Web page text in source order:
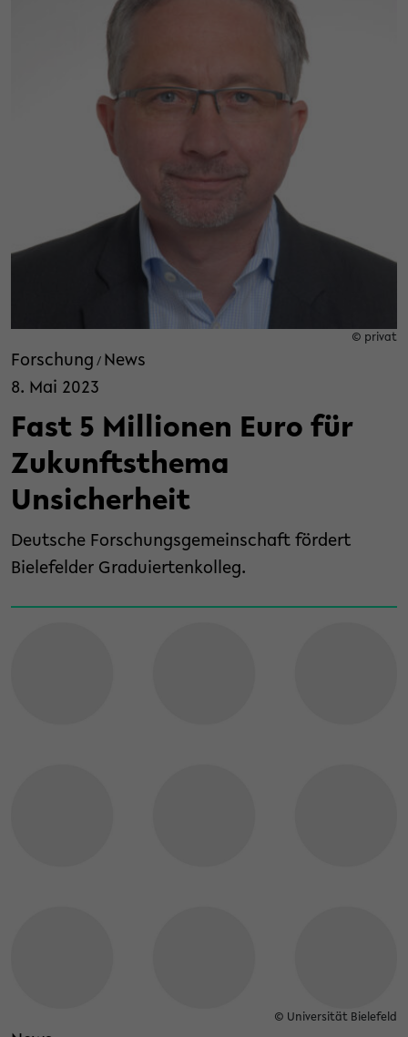
© privat
Forschung / News
8. Mai 2023
Fast 5 Millionen Euro für
Zukunftsthema
Unsicherheit
Deutsche Forschungsgemeinschaft fördert
Bielefelder Graduiertenkolleg.
© Universität Bielefeld